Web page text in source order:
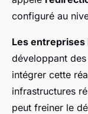
configuré au
Les
développant
intégrer cette
infrastructures
peut freiner le